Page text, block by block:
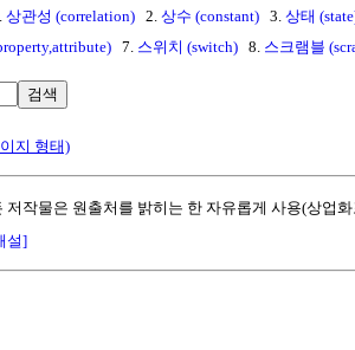
상관성 (correlation) 2. 상수 (constant) 3. 상태
7. 스위치 (switch) 8. 스크램블
검색
지 형태)
저작물은 원출처를 밝히는 한 자유롭게 사용(상업
설]